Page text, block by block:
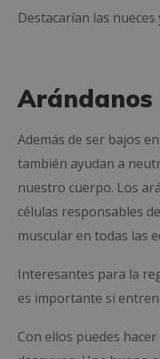
Destacarían las nueces
Arándanos
Además de ser bajos
también ayudan a
nuestro cuerpo. Los
células responsables
muscular en todas las
Interesantes para la
es importante si
Con ellos puedes